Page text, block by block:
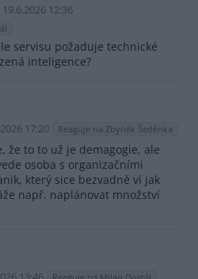
19.6.2026 12:36
servisu požaduje technické
inteligence?
17:20 Reaguje na Zbyněk Šeděnka
že to to už je demagogie, ale
osoba s organizačními
který sice bezvadně ví jak
např. naplánovat množství